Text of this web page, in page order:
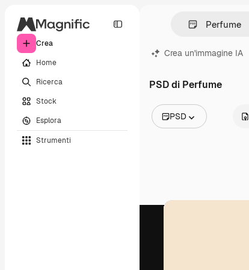
Crea
Home
Ricerca
Stock
Esplora
Strumenti
Crea un'immagine IA
PSD di Perfume
PSD
Video